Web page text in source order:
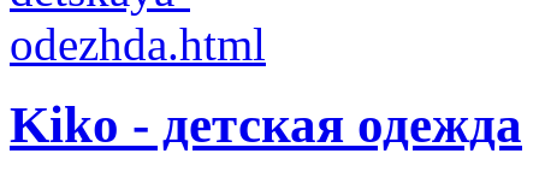
Kiko - детская одежда